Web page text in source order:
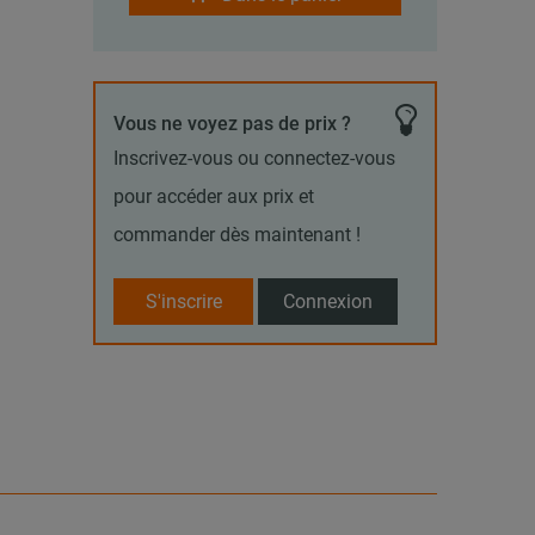
Vous ne voyez pas de prix ?
Inscrivez-vous ou connectez-vous
pour accéder aux prix et
commander dès maintenant !
S'inscrire Connexion